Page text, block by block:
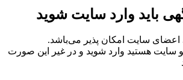
باید وارد سایت شوید
اعضای سایت امکان پذیر می‌باشد.
سایت هستید وارد شوید و در غیر این صورت